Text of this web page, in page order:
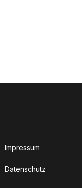
Impressum
Datenschutz